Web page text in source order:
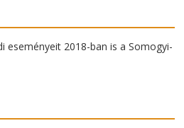
eseményeit 2018-ban is a Somogyi-